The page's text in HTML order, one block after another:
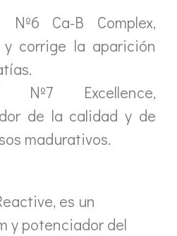
Nº6 Ca-B Complex,
y corrige la aparición
Nº7 Excellence,
de la calidad y de
madurativos.
es un
y potenciador del